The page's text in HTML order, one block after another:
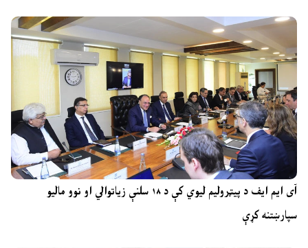
آی ایم ایف د پیټرولیم لیوي کې د ۱۸ سلنې زیاتوالي او نوو مالیو
سپارښتنه کړې